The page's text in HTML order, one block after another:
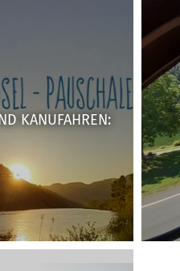
KANUFAHREN: